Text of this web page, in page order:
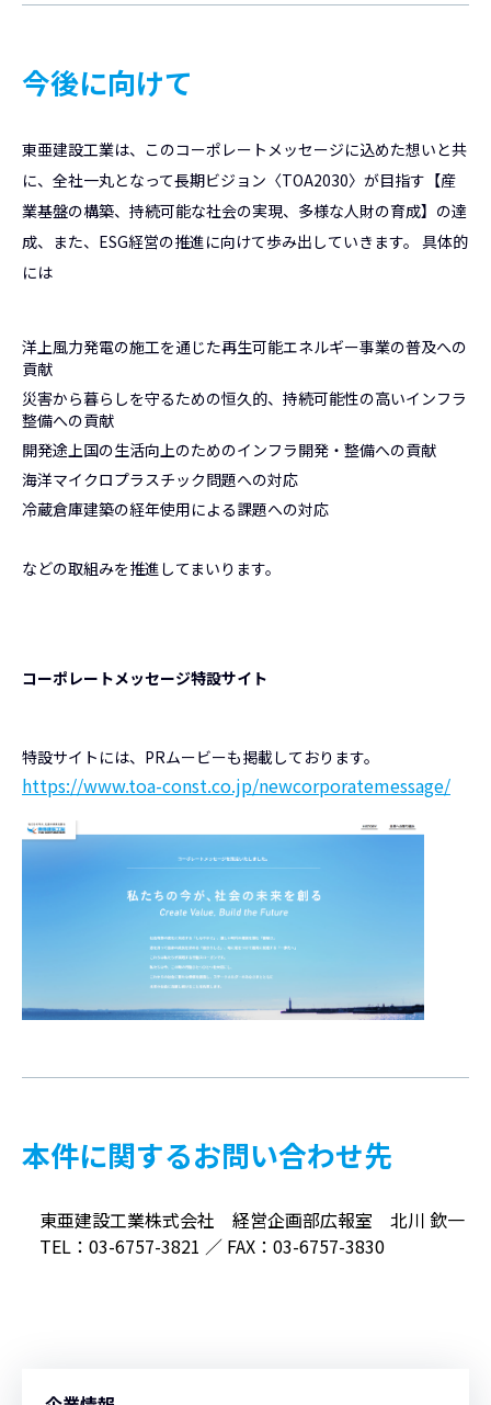
今後に向けて
東亜建設工業は、このコーポレートメッセージに込めた想いと共
に、全社一丸となって長期ビジョン〈TOA2030〉が目指す【産
業基盤の構築、持続可能な社会の実現、多様な人財の育成】の達
成、また、ESG経営の推進に向けて歩み出していきます。 具体的
には
洋上風力発電の施工を通じた再生可能エネルギー事業の普及への
貢献
災害から暮らしを守るための恒久的、持続可能性の高いインフラ
整備への貢献
開発途上国の生活向上のためのインフラ開発・整備への貢献
海洋マイクロプラスチック問題への対応
冷蔵倉庫建築の経年使用による課題への対応
などの取組みを推進してまいります。
コーポレートメッセージ特設サイト
特設サイトには、PRムービーも掲載しております。
https://www.toa-const.co.jp/newcorporatemessage/
本件に関するお問い合わせ先
東亜建設工業株式会社 経営企画部広報室 北川 欽一
TEL：03-6757-3821 ／ FAX：03-6757-3830